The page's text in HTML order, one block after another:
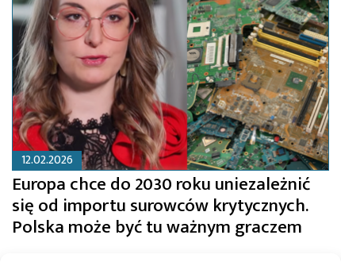
12.02.2026
Europa chce do 2030 roku uniezależnić
się od importu surowców krytycznych.
Polska może być tu ważnym graczem